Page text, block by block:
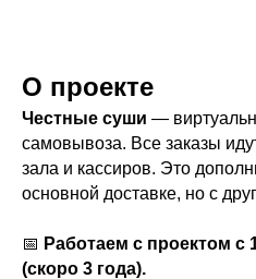
О проекте
Честные суши —
самовывоза. Все заказы
зала и кассиров. Это
основной доставке, но с
📅 Работаем с проектом с
(скоро 3 года).